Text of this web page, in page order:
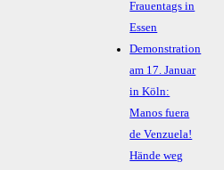
Frauentags in
Essen
Demonstration
am 17. Januar
in Köln:
Manos fuera
de Venzuela!
Hände weg